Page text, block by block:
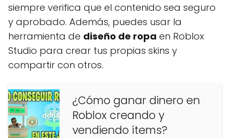
siempre verifica que el contenido sea seguro
y aprobado. Además, puedes usar la
herramienta de diseño de ropa en Roblox
Studio para crear tus propias skins y
compartir con otros.
¿Cómo ganar dinero en
Roblox creando y
vendiendo ítems?